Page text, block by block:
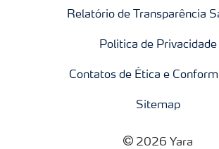
Relatório de Transparência
Politica de Privacidade
Contatos de Ética e
Sitemap
2026 Yara